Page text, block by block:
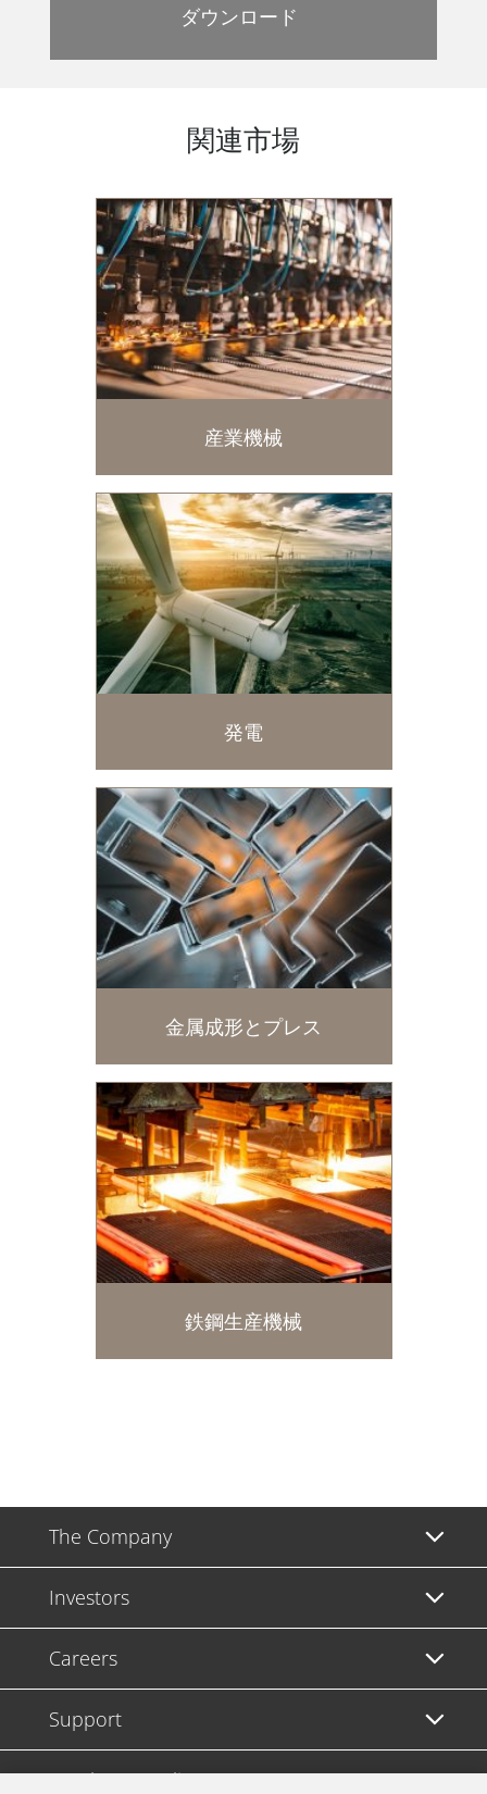
ダウンロード
関連市場
産業機械
発電
金属成形とプレス
鉄鋼生産機械
The Company
Investors
Careers
Support
Legal & Compliance